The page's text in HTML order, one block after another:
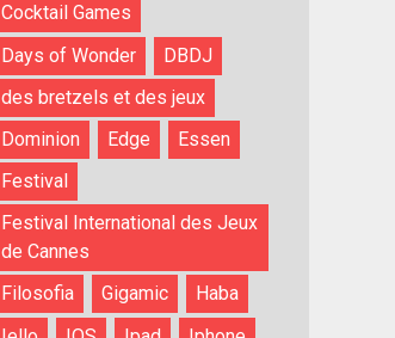
Cocktail Games
Days of Wonder
DBDJ
des bretzels et des jeux
Dominion
Edge
Essen
Festival
Festival International des Jeux
de Cannes
Filosofia
Gigamic
Haba